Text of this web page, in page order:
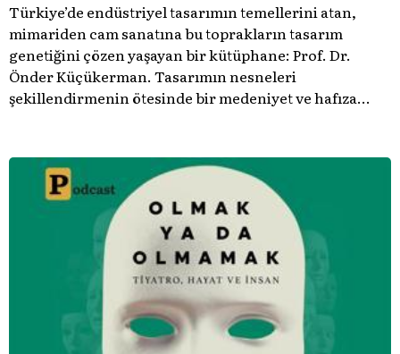
Türkiye’de endüstriyel tasarımın temellerini atan,
mimariden cam sanatına bu toprakların tasarım
genetiğini çözen yaşayan bir kütüphane: Prof. Dr.
Önder Küçükerman. ​Tasarımın nesneleri
şekillendirmenin ötesinde bir medeniyet ve hafıza